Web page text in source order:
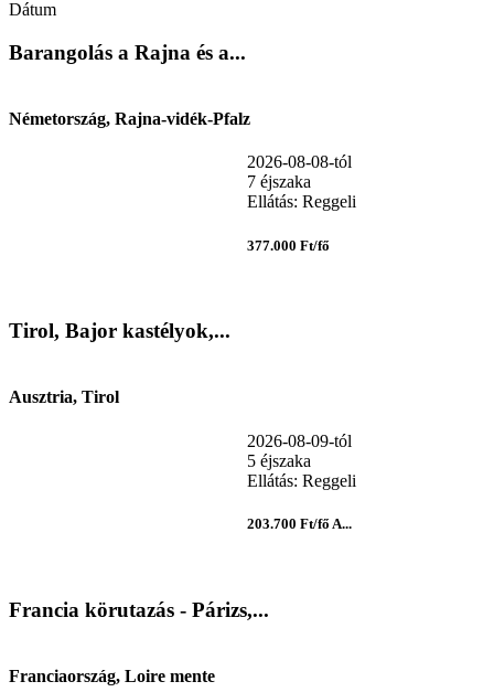
Dátum
Barangolás a Rajna és a...
Németország, Rajna-vidék-Pfalz
2026-08-08-tól
7 éjszaka
Ellátás: Reggeli
377.000 Ft/fő
Tirol, Bajor kastélyok,...
Ausztria, Tirol
2026-08-09-tól
5 éjszaka
Ellátás: Reggeli
203.700 Ft/fő A...
Francia körutazás - Párizs,...
Franciaország, Loire mente